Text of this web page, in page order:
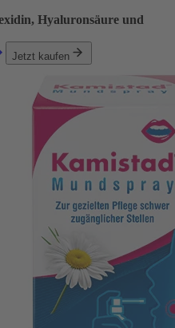
Hyaluronsäure und
Jetzt kaufen